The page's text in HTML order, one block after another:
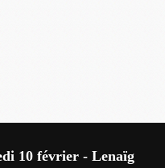
10 février - Lenaïg